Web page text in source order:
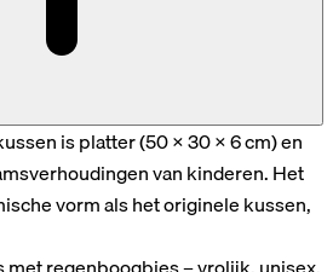
is platter (50 × 30 × 6 cm) en
van kinderen. Het
vorm als het originele kussen,